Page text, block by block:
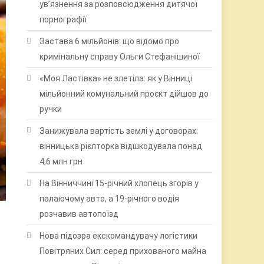
ув’язнення за розповсюдження дитячої
порнографії
Застава 6 мільйонів: що відомо про
кримінальну справу Ольги Стефанішиної
«Моя Ластівка» не злетіла: як у Вінниці
мільйонний комунальний проєкт дійшов до
ручки
Занижувала вартість землі у договорах:
вінницька рієлторка відшкодувала понад
4,6 млн грн
На Вінниччині 15-річний хлопець згорів у
палаючому авто, а 19-річного водія
розчавив автопоїзд
Нова підозра екскомандувачу логістики
Повітряних Сил: серед прихованого майна